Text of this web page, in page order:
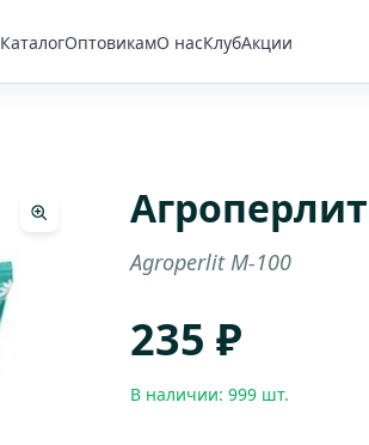
КаталогОптовикамО насКлубАкции
Agroperlit M-100
235 ₽
В наличии: 999 шт.